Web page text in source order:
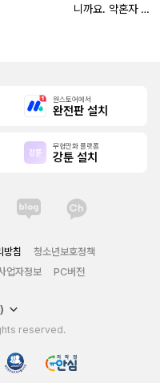
니까요. 약혼자 방
원스토어에서
완전판 설치
무협만화 플랫폼
강툰 설치
방침
청소년보호정책
업자정보 PC버전
reserved.